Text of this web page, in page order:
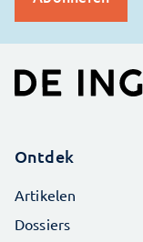
Ontdek
Artikelen
Dossiers